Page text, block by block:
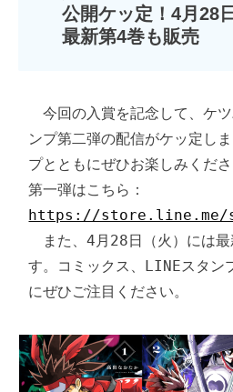
公開ケッ定！4月28
最新第4巻も販売
今回の入賞を記念して、ケ
ンプ第二弾の配信がケッ定し
プとともにぜひお楽しみくださ
第一弾はこちら：
https://store.line.me/
また、4月28日（火）には最
す。コミックス、LINEスタン
にぜひご注目ください。